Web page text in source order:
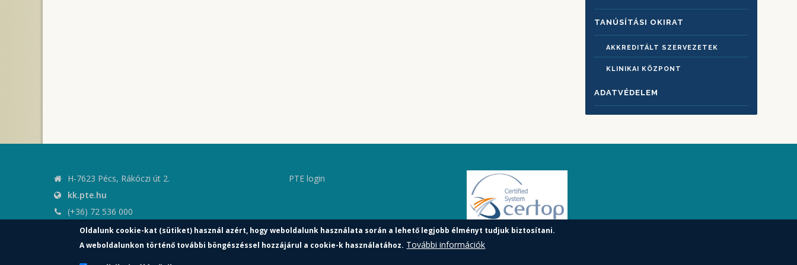
TANÚSÍTÁSI OKIRAT
AKKREDITÁLT SZERVEZETEK
KLINIKAI KÖZPONT
ADATVÉDELEM
H-7623 Pécs, Rákóczi út 2.
kk.pte.hu
(+36) 72 536 000
kk.elnoki.hivatal@pte.hu
pte.hu
PTE login
Oldalunk cookie-kat (sütiket) használ azért, hogy weboldalunk használata során a lehető legjobb élményt tudjuk biztosítani.
A weboldalunkon történő további böngészéssel hozzájárul a cookie-k használatához. További információk